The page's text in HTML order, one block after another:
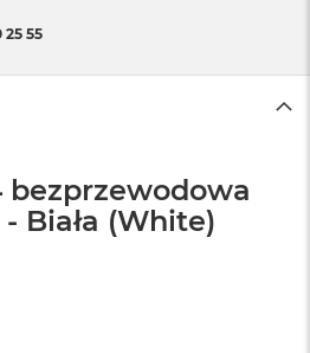
25 55
bezprzewodowa
Biała (White)